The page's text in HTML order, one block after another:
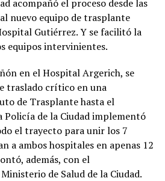
acompañó el proceso desde las
nuevo equipo de trasplante
Gutiérrez. Y se facilitó la
equipos intervinientes.
en el Hospital Argerich, se
traslado crítico en una
de Trasplante hasta el
Policía de la Ciudad implementó
el trayecto para unir los 7
a ambos hospitales en apenas 12
además, con el
de Salud de la Ciudad.